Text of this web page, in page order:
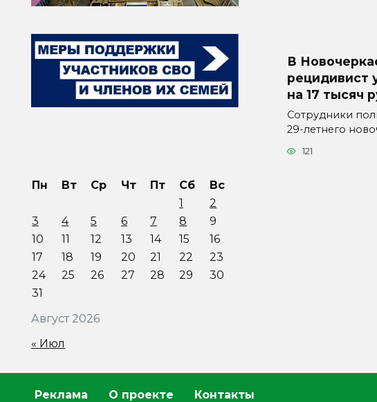
В
рецидивист
на 17 тысяч
Сотрудники
29-летнего
121
Август 2026
Пн Вт Ср Чт Пт Сб
Вс
1
2
3
4 5 6 7 8
9
10
11 12 13 14 15
16
17
18 19 20 21 22
23
24
25 26 27 28 29
30
31
« Июл
Реклама О проекте Контакты